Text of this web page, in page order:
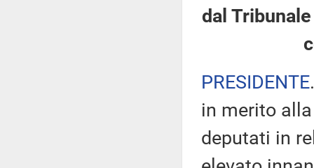
dal
PRESIDENTE
in merito
deputati in